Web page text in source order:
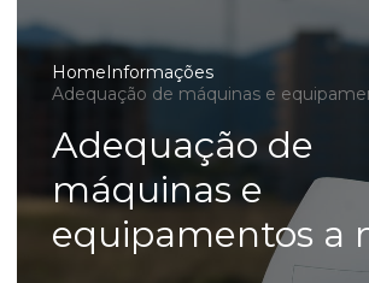
HomeInformações
Adequação de máquinas e
Adequação de
máquinas e
equipamentos a